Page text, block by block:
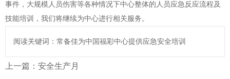
事件，大规模人员伤害等各种情况下中心整体的人员应急反应流程及
技能培训，我们将继续为中心进行相关服务。
阅读关键词：常备佳为中国福彩中心提供应急安全培训
上一篇： 安全生产月